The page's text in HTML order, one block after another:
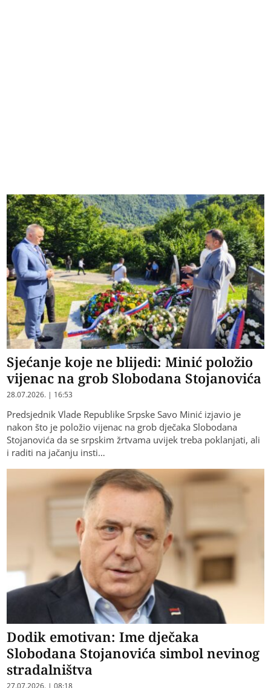
Sjećanje koje ne blijedi: Minić položio
vijenac na grob Slobodana Stojanovića
28.07.2026. | 16:53
Predsjednik Vlade Republike Srpske Savo Minić izjavio je
nakon što je položio vijenac na grob dječaka Slobodana
Stojanovića da se srpskim žrtvama uvijek treba poklanjati, ali
i raditi na jačanju insti…
Dodik emotivan: Ime dječaka
Slobodana Stojanovića simbol nevinog
stradalništva
27.07.2026. | 08:18